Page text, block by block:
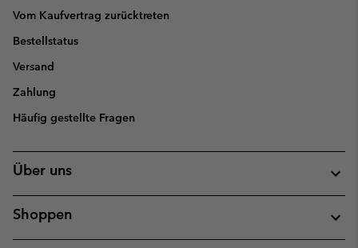
Vom Kaufvertrag zurücktreten
Bestellstatus
Versand
Zahlung
Häufig gestellte Fragen
Über uns
Shoppen